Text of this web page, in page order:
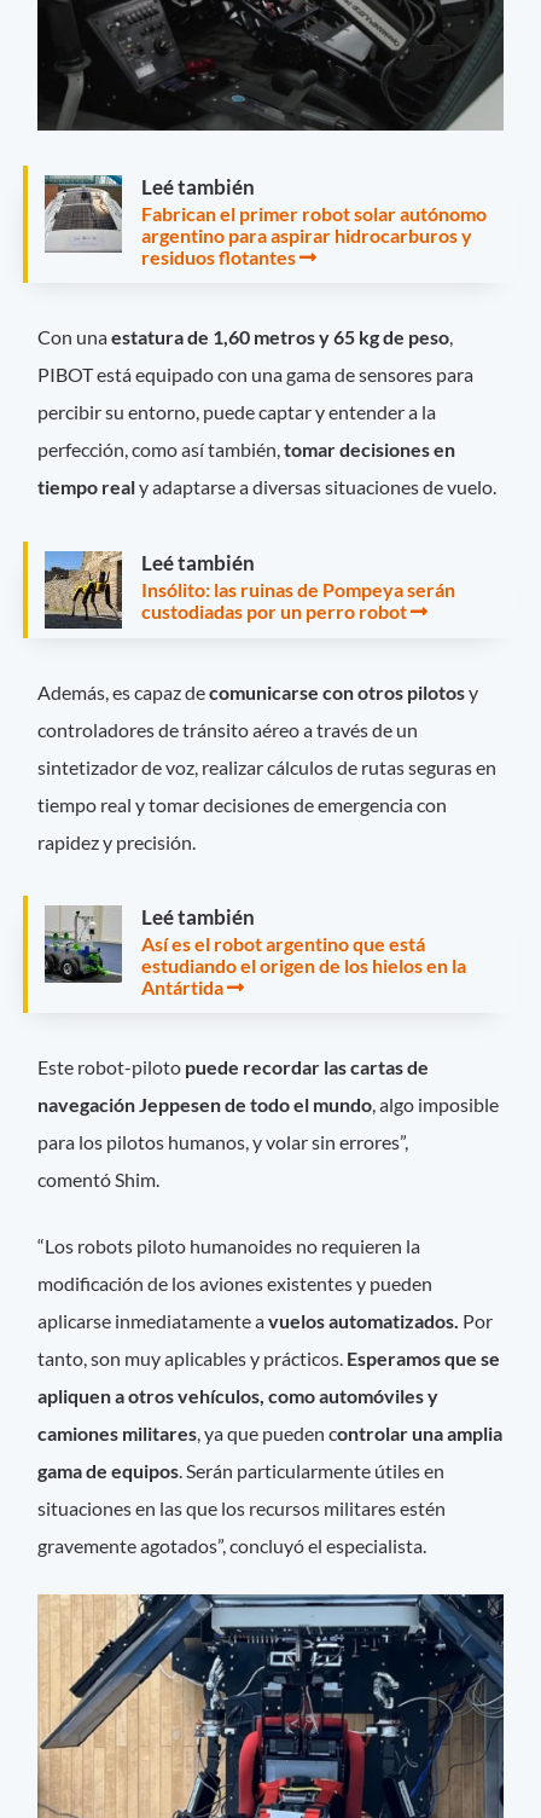
Leé también
Fabrican el primer robot solar autónomo
argentino para aspirar hidrocarburos y
residuos flotantes
Con unaestatura de 1,60 metros y 65 kg de peso,
PIBOT está equipado con una gama de sensores para
percibir su entorno, puede captar y entender a la
perfección, como así también,tomar decisiones en
tiempo realy adaptarse a diversas situaciones de vuelo.
Leé también
Insólito: las ruinas de Pompeya serán
custodiadas por un perro robot
Además, es capaz decomunicarse con otros pilotosy
controladores de tránsito aéreo a través de un
sintetizador de voz, realizar cálculos de rutas seguras en
tiempo real y tomar decisiones de emergencia con
rapidez y precisión.
Leé también
Así es el robot argentino que está
estudiando el origen de los hielos en la
Antártida
Este robot-piloto puede recordar las cartas de
navegación Jeppesen de todo el mundo, algo imposible
para los pilotos humanos, y volar sin errores”,
comentó Shim.
“Los robots piloto humanoides no requieren la
modificación de los aviones existentes y pueden
aplicarse inmediatamente avuelos automatizados. Por
tanto, son muy aplicables y prácticos. Esperamos que se
apliquen a otros vehículos, como automóviles y
camiones militares, ya que pueden controlar una amplia
gama de equipos. Serán particularmente útiles en
situaciones en las que los recursos militares estén
gravemente agotados”, concluyó el especialista.